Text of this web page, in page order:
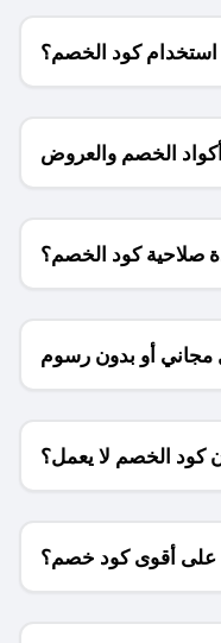
كود الخصم؟
الخصم والعروض
للمتاجر؟
صلاحية كود الخصم؟
أو بدون رسوم
الشحن ؟
كود الخصم لا يعمل؟
أقوى كود خصم؟